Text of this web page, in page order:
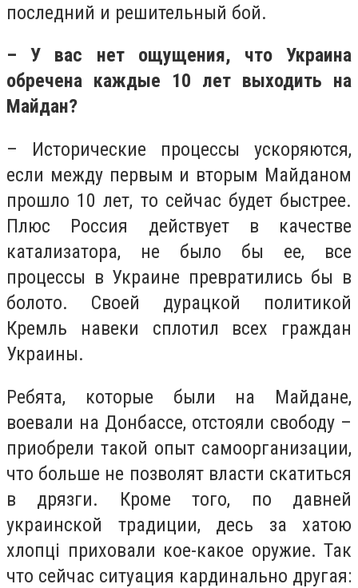
последний и решительный бой.
– У вас нет ощущения, что Украина
обречена каждые 10 лет выходить на
Майдан?
– Исторические процессы ускоряются,
если между первым и вторым Майданом
прошло 10 лет, то сейчас будет быстрее.
Плюс Россия действует в качестве
катализатора, не было бы ее, все
процессы в Украине превратились бы в
болото. Своей дурацкой политикой
Кремль навеки сплотил всех граждан
Украины.
Ребята, которые были на Майдане,
воевали на Донбассе, отстояли свободу –
приобрели такой опыт самоорганизации,
что больше не позволят власти скатиться
в дрязги. Кроме того, по давней
украинской традиции, десь за хатою
хлопці приховали кое-какое оружие. Так
что сейчас ситуация кардинально другая: